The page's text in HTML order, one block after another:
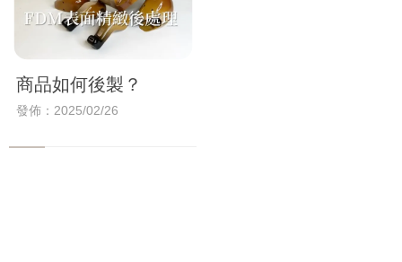
商品如何後製？
發佈：2025/02/26